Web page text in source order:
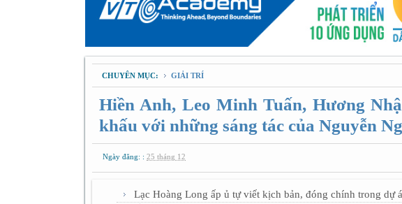
CHUYÊN MỤC: GIẢI TRÍ
Hiền Anh, Leo Minh Tuấn, Hương
khấu với những sáng tác của Nguyễn
Ngày đăng: : 25 tháng 12
Lạc Hoàng Long ấp ủ tự viết kịch bản, đóng chính trong dự